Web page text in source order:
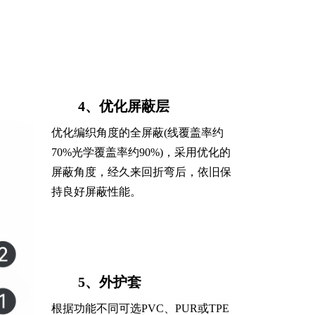
4、优化屏蔽层
优化编织角度的全屏蔽(线覆盖率约
70%光学覆盖率约90%)，采用优化的
屏蔽角度，经久来回折弯后，依旧保
持良好屏蔽性能。
5、外护套
根据功能不同可选PVC、PUR或TPE